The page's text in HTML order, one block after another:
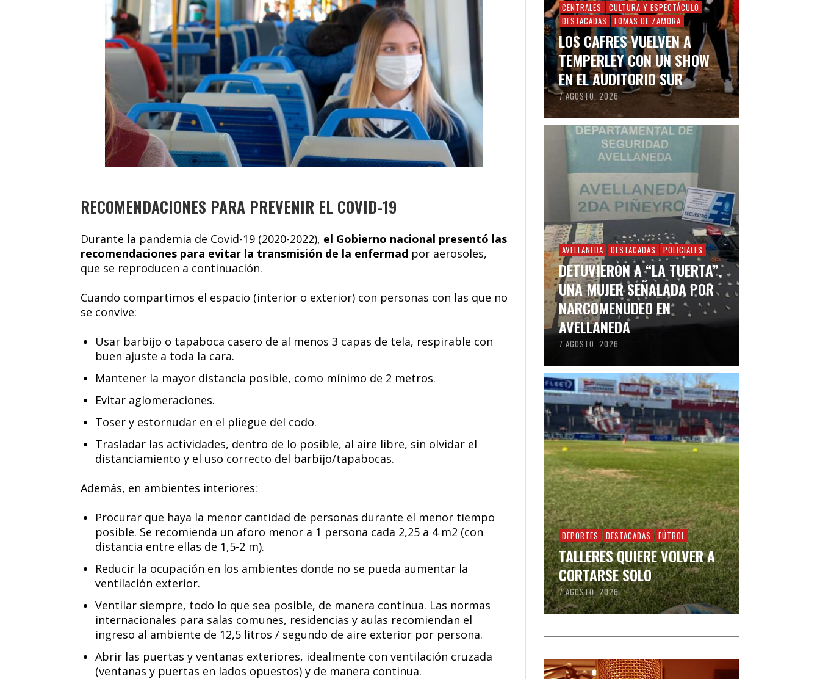
RECOMENDACIONES PARA PREVENIR EL COVID-19
Durante la pandemia de Covid-19 (2020-2022), el Gobierno nacional presentó las
recomendaciones para evitar la transmisión de la enfermad por aerosoles,
que se reproducen a continuación.
Cuando compartimos el espacio (interior o exterior) con personas con las que no
se convive:
Usar barbijo o tapaboca casero de al menos 3 capas de tela, respirable con
buen ajuste a toda la cara.
Mantener la mayor distancia posible, como mínimo de 2 metros.
Evitar aglomeraciones.
Toser y estornudar en el pliegue del codo.
Trasladar las actividades, dentro de lo posible, al aire libre, sin olvidar el
distanciamiento y el uso correcto del barbijo/tapabocas.
Además, en ambientes interiores:
Procurar que haya la menor cantidad de personas durante el menor tiempo
posible. Se recomienda un aforo menor a 1 persona cada 2,25 a 4 m2 (con
distancia entre ellas de 1,5-2 m).
Reducir la ocupación en los ambientes donde no se pueda aumentar la
ventilación exterior.
Ventilar siempre, todo lo que sea posible, de manera continua. Las normas
internacionales para salas comunes, residencias y aulas recomiendan el
ingreso al ambiente de 12,5 litros / segundo de aire exterior por persona.
Abrir las puertas y ventanas exteriores, idealmente con ventilación cruzada
(ventanas y puertas en lados opuestos) y de manera continua.
CENTRALES
CULTURA Y ESPECTÁCULO
DESTACADAS
LOMAS DE ZAMORA
LOS CAFRES VUELVEN A
TEMPERLEY CON UN SHOW
EN EL AUDITORIO SUR
7 AGOSTO, 2026
AVELLANEDA DESTACADAS POLICIALES
DETUVIERON A “LA TUERTA”,
UNA MUJER SEÑALADA POR
NARCOMENUDEO EN
AVELLANEDA
7 AGOSTO, 2026
DEPORTES DESTACADAS FÚTBOL
TALLERES QUIERE VOLVER A
CORTARSE SOLO
7 AGOSTO, 2026